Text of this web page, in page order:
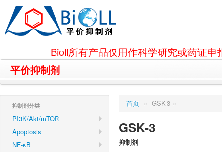
Bioll所有产品仅用作科学研究或药证
平价抑制剂
抑制剂分类
PI3K/Akt/mTOR
Apoptosis
NF-κB
首页 » GSK-3 »
GSK-3
抑制剂